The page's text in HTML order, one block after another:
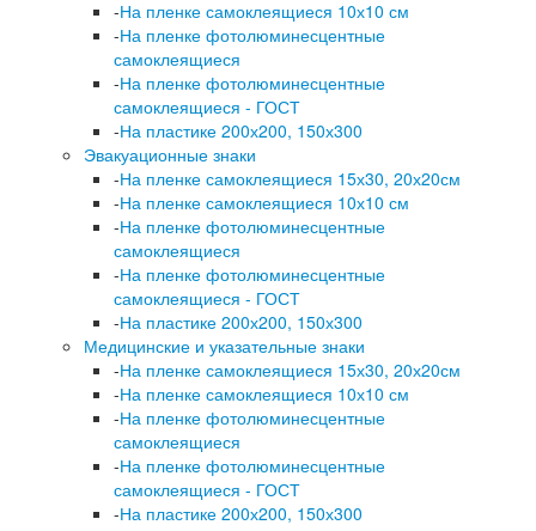
-На пленке самоклеящиеся 10х10 см
-На пленке фотолюминесцентные
самоклеящиеся
-На пленке фотолюминесцентные
самоклеящиеся - ГОСТ
-На пластике 200х200, 150х300
Эвакуационные знаки
-На пленке самоклеящиеся 15х30, 20х20см
-На пленке самоклеящиеся 10х10 см
-На пленке фотолюминесцентные
самоклеящиеся
-На пленке фотолюминесцентные
самоклеящиеся - ГОСТ
-На пластике 200х200, 150х300
Медицинские и указательные знаки
-На пленке самоклеящиеся 15х30, 20х20см
-На пленке самоклеящиеся 10х10 см
-На пленке фотолюминесцентные
самоклеящиеся
-На пленке фотолюминесцентные
самоклеящиеся - ГОСТ
-На пластике 200х200, 150х300